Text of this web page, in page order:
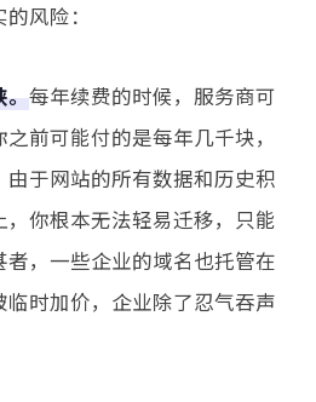
风险：
。每年续费的时候，服务商可
前可能付的是每年几千块，
于网站的所有数据和历史积
你根本无法轻易迁移，只能
，一些企业的域名也托管在
时加价，企业除了忍气吞声